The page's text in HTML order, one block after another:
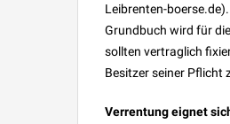
Leibrenten-
Grundbuch wird für
sollten vertraglich
Besitzer seiner Pflicht
Verrentung eignet